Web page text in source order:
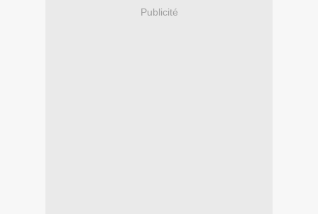
Publicité